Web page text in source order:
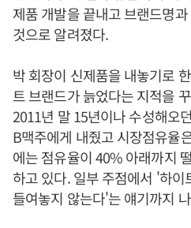
제품 개발을 끝내고 브랜드명
것으로 알려졌다.
박 회장이 신제품을 내놓기로
트 브랜드가 늙었다는 지적을
2011년 말 15년이나 수성해오
B맥주에게 내줬고 시장점유율
에는 점유율이 40% 아래까지
하고 있다. 일부 주점에서 '하이
들여놓지 않는다'는 얘기까지